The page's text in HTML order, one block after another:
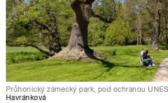
Průhonický zámecký park, pod ochranou
Havránková